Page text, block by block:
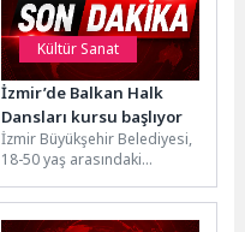
Kültür Sanat
İzmir’de Balkan Halk
Dansları kursu başlıyor
İzmir Büyükşehir Belediyesi,
18-50 yaş arasındaki
Balkan Halk Dansları kursu
açıyor. Başvurular...